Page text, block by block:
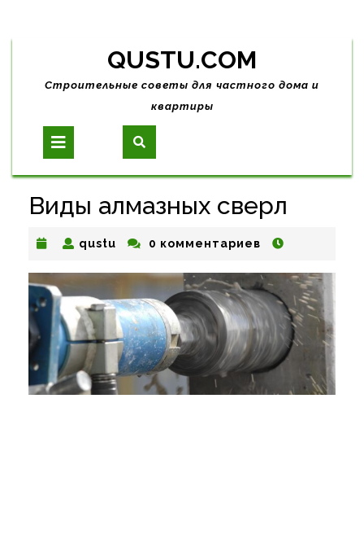
Skip
content
QUSTU.COM
Строительные советы для частного дома и
квартиры
Open
Button
Виды алмазных сверл
qustu qustu0 комментариев